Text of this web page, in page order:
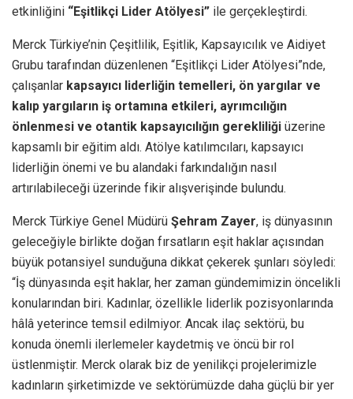
etkinliğini “Eşitlikçi Lider Atölyesi” ile gerçekleştirdi.
Merck Türkiye’nin Çeşitlilik, Eşitlik, Kapsayıcılık ve Aidiyet
Grubu tarafından düzenlenen “Eşitlikçi Lider Atölyesi”nde,
çalışanlar kapsayıcı liderliğin temelleri, ön yargılar ve
kalıp yargıların iş ortamına etkileri, ayrımcılığın
önlenmesi ve otantik kapsayıcılığın gerekliliği üzerine
kapsamlı bir eğitim aldı. Atölye katılımcıları, kapsayıcı
liderliğin önemi ve bu alandaki farkındalığın nasıl
artırılabileceği üzerinde fikir alışverişinde bulundu.
Merck Türkiye Genel Müdürü Şehram Zayer, iş dünyasının
geleceğiyle birlikte doğan fırsatların eşit haklar açısından
büyük potansiyel sunduğuna dikkat çekerek şunları söyledi:
“İş dünyasında eşit haklar, her zaman gündemimizin öncelikli
konularından biri. Kadınlar, özellikle liderlik pozisyonlarında
hâlâ yeterince temsil edilmiyor. Ancak ilaç sektörü, bu
konuda önemli ilerlemeler kaydetmiş ve öncü bir rol
üstlenmiştir. Merck olarak biz de yenilikçi projelerimizle
kadınların şirketimizde ve sektörümüzde daha güçlü bir yer